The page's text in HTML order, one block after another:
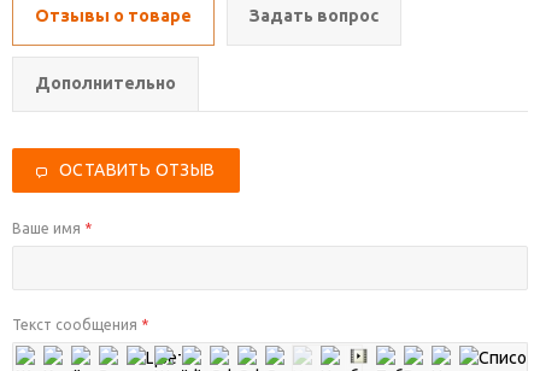
Отзывы о товаре Задать вопрос
Дополнительно
ОСТАВИТЬ ОТЗЫВ
Ваше имя *
Текст сообщения *